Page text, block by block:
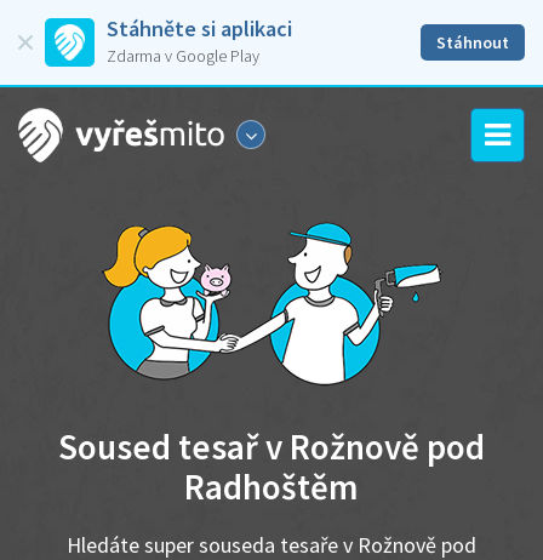
Stáhněte si aplikaci
Zdarma v Google Play
Stáhnout
Soused tesař v Rožnově pod
Radhoštěm
Hledáte super souseda tesaře v Rožnově pod